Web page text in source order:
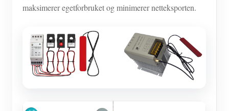
maksimerer egetforbruket og minimerer netteksporten.